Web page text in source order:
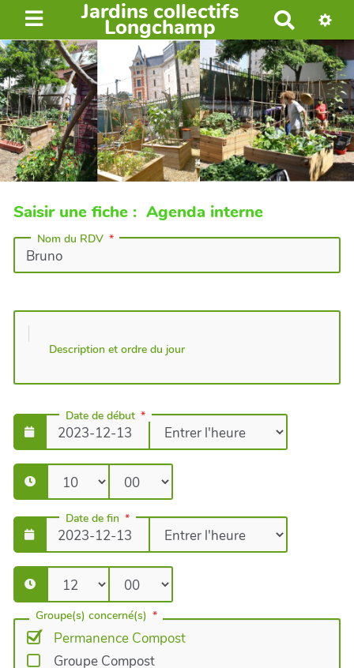
Jardins collectifs
Longchamp
e
c
h
e
r
c
h
e
Saisir une fiche : Agenda interne
Nom du RDV
Description et ordre du jour
Date de début
Date de fin
Groupe(s) concerné(s)
Permanence Compost
Groupe Compost